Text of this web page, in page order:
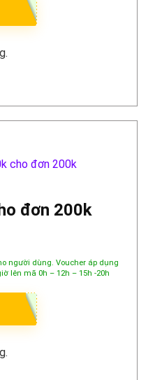
đơn 200k
người dùng. Voucher áp dụng
lên mã 0h – 12h – 15h -20h